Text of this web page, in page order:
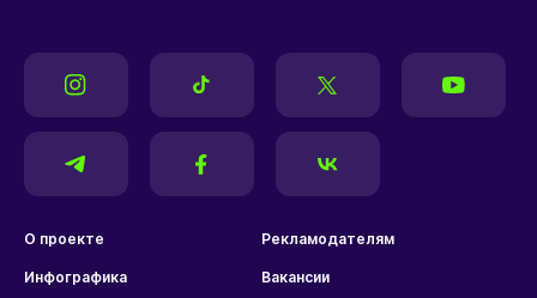
О проекте Рекламодателям
Инфографика Вакансии